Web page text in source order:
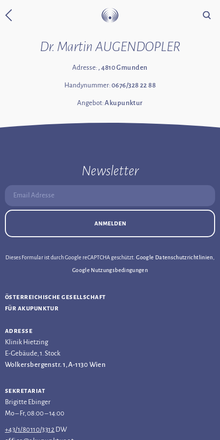
Zurück zur Startseite Suche
Dr. Martin AUGENDOPLER
Adresse: , 4810 Gmunden
Handynummer:0676/328 22 88
Angebot:Akupunktur
Newsletter
Email Adresse:
anmelden
Dieses Formular ist durch Google reCAPTCHA geschützt.Google Datenschutzrichtlinien
Google Nutzungsbedingungen
österreichische gesellschaft
für akupunktur
adresse
Klinik Hietzing
E-Gebäude, 1. Stock
Wolkersbergenstr. 1, A-1130 Wien
sekretariat
Brigitte Ebinger
Mo – Fr, 08:00 – 14:00
+43/1/80110/3312 DW